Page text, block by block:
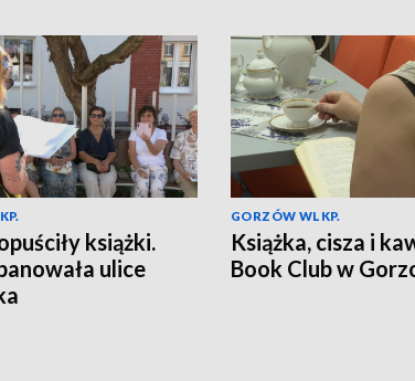
książki.
ulice
GORZÓW WLKP.
Książka, cisza i
Book Club w